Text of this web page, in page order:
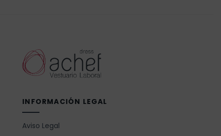
INFORMACIÓN LEGAL
Aviso Legal